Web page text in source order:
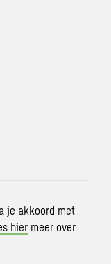
je akkoord met
hier meer over